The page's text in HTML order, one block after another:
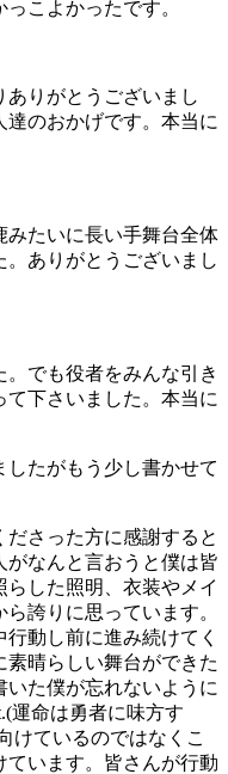
こよかったです。
りがとうございまし
のおかげです。本当に
みたいに長い手舞台全体
ありがとうございまし
でも役者をみんな引き
下さいました。本当に
たがもう少し書かせて
さった方に感謝すると
がなんと言おうと僕は皆
した照明、衣装やメイ
誇りに思っています。
動し前に進み続けてく
晴らしい舞台ができた
た僕が忘れないように
運命は勇者に味方す
けているのではなくこ
います。皆さんが行動